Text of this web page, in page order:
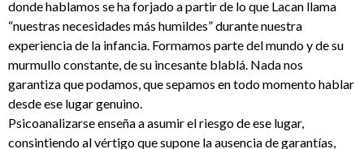
donde hablamos se ha forjado a partir de lo que Lacan llama
“nuestras necesidades más humildes” durante nuestra
experiencia de la infancia. Formamos parte del mundo y de su
murmullo constante, de su incesante blablá. Nada nos
garantiza que podamos, que sepamos en todo momento hablar
desde ese lugar genuino.
Psicoanalizarse enseña a asumir el riesgo de ese lugar,
consintiendo al vértigo que supone la ausencia de garantías,